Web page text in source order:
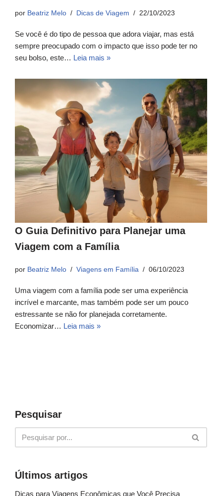
por Beatriz Melo Dicas de Viagem 22/10/2023
Se você é do tipo de pessoa que adora viajar, mas está
sempre preocupado com o impacto que isso pode ter no
seu bolso, este… Leia mais »
O Guia Definitivo para Planejar uma
Viagem com a Família
por Beatriz Melo Viagens em Família 06/10/2023
Uma viagem com a família pode ser uma experiência
incrível e marcante, mas também pode ser um pouco
estressante se não for planejada corretamente.
Economizar… Leia mais »
Pesquisar
Últimos artigos
Dicas para Viagens Econômicas que Você Precisa